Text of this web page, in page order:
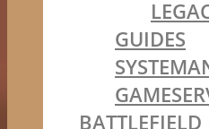
GUIDES